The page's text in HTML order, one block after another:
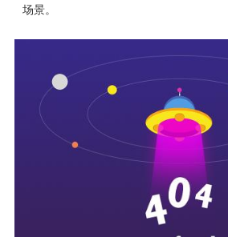
场景。